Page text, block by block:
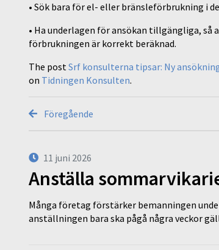
• Sök bara för el- eller bränsleförbrukning i
• Ha underlagen för ansökan tillgängliga,
förbrukningen är korrekt beräknad.
The postSrf konsulterna tipsar: Ny
on Tidningen Konsulten.
Föregående
11 juni 2026
Anställa
Många företag förstärker bemanningen
anställningen bara ska pågå några veckor